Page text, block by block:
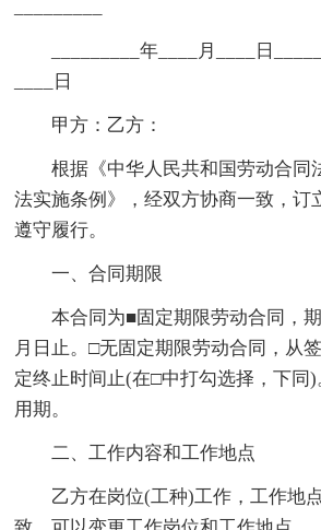
_________年____月____日
____日
甲方：乙方：
根据《中华人民共和国劳动合同
法实施条例》，经双方协商一致，订
遵守履行。
一、合同期限
本合同为■固定期限劳动合同，
月日止。□无固定期限劳动合同，从
定终止时间止(在□中打勾选择，下同
用期。
二、工作内容和工作地点
乙方在岗位(工种)工作，工作地